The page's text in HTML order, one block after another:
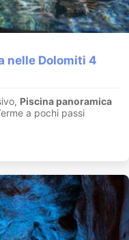
nelle Dolomiti 4
Piscina panoramica
a pochi passi